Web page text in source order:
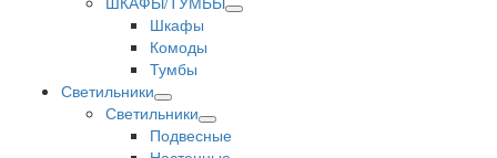
Шкафы
Комоды
Тумбы
Светильники
Светильники
Подвесные